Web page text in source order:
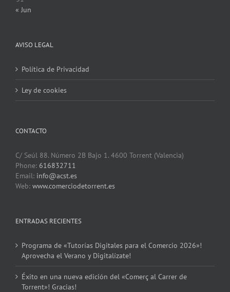
« Jun
AVISO LEGAL
Política de Privacidad
Ley de cookies
CONTACTO
C/ Seúl 88. Número 2B Bajo 1. 4600 Torrent (Valencia)
Phone: 616832711
Email: info@acst.es
Web: www.comerciodetorrent.es
ENTRADAS RECIENTES
Programa de «Tutorías Digitales para el Comercio 2026»!
Aprovecha el Verano y Digitalízate!
Éxito en una nueva edición del «Comerç al Carrer de
Torrent»! Gracias!